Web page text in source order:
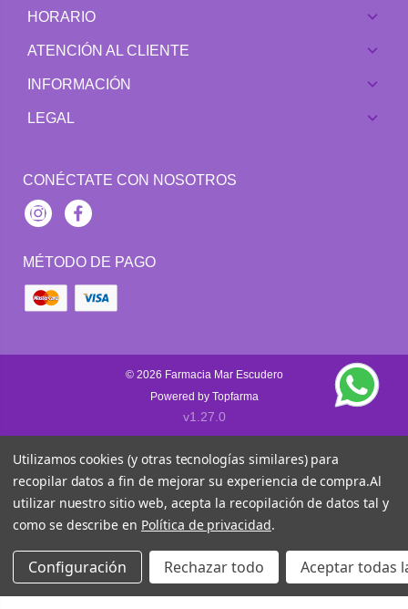
HORARIO
ATENCIÓN AL CLIENTE
INFORMACIÓN
LEGAL
CONÉCTATE CON NOSOTROS
InstagramFacebook
MÉTODO DE PAGO
© 2026 Farmacia Mar Escudero
Powered by Topfarma
v1.27.0
Utilizamos cookies (y otras tecnologías similares) para
recopilar datos a fin de mejorar su experiencia de compra.Al
utilizar nuestro sitio web, acepta la recopilación de datos tal y
como se describe en Política de privacidad.
Configuración Rechazar todo Aceptar todas